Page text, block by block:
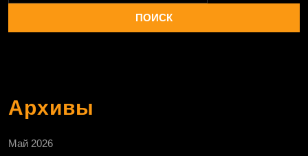
Архивы
Май 2026